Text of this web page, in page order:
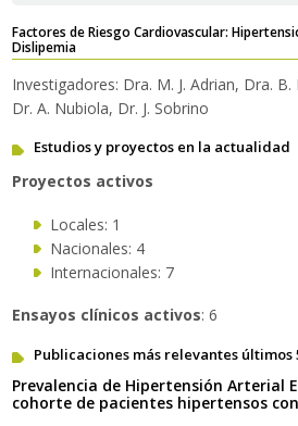
Factores de Riesgo Cardiovascular:
Dislipemia
Investigadores: Dra. M. J. Adrian, Dra.
Dr. A. Nubiola, Dr. J. Sobrino
Estudios y proyectos en la actualidad
Proyectos activos
Locales: 1
Nacionales: 4
Internacionales: 7
Ensayos clínicos activos: 6
Publicaciones más relevantes últimos
Prevalencia de Hipertensión Arterial
cohorte de pacientes hipertensos